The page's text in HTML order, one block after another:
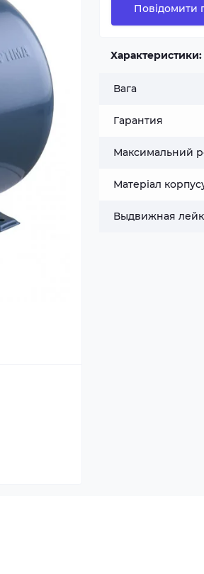
Повідомити
Характеристики:
Вага
Гарантия
Максимальний
Матеріал
Выдвижная